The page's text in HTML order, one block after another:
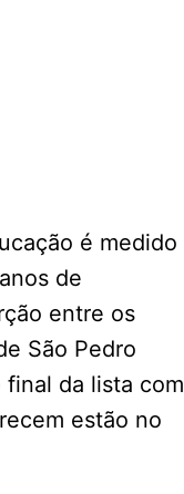
é medido
de
entre os
São Pedro
da lista com
estão no